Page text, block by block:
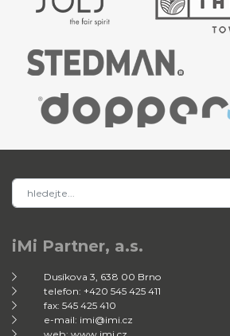
iMi Partner, a.s.
Dusíkova 3, 638 00 Brno
telefon: +420 545 425 411
fax: 545 425 410
e-mail: imi@imi.cz